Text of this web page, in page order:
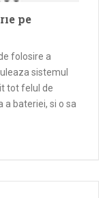
pe
folosire a
sistemul
tot felul de
bateriei, si o sa